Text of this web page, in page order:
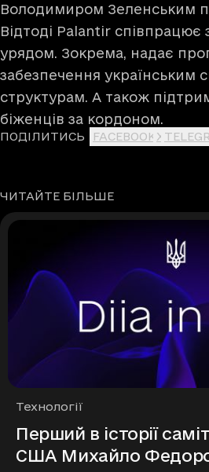
Володимиром Зеленським
Відтоді Palantir співпрацює
урядом. Зокрема, надає
забезпечення українським
структурам. А також
біженців за кордоном.
ПОДІЛИТИСЬ FACEBOOK X
ЧИТАЙТЕ БІЛЬШЕ
Рубрики
Технології
Перший в історії
США Михайло